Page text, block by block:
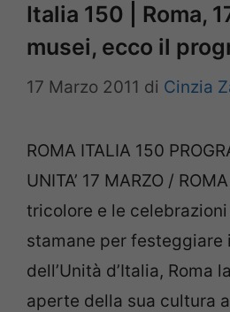
Italia 150 | Roma,
musei, ecco il
17 Marzo 2011 di Cinzia
ROMA ITALIA 150
UNITA’ 17 MARZO /
tricolore e le
stamane per festeggiare
dell’Unità d’Italia, Roma
aperte della sua cultura